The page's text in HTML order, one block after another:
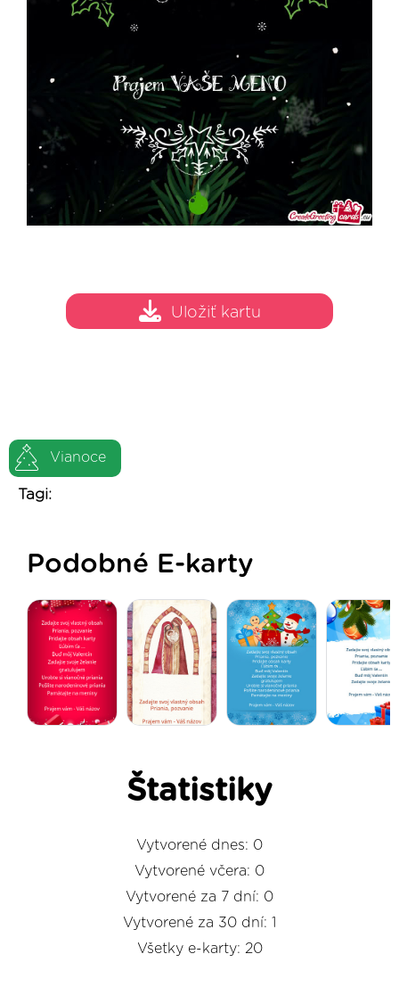
Vianoce
Tagi:
Uložiť kartu
Podobné E-karty
Štatistiky
Vytvorené dnes: 0
Vytvorené včera: 0
Vytvorené za 7 dní: 0
Vytvorené za 30 dní: 1
Všetky e-karty: 20